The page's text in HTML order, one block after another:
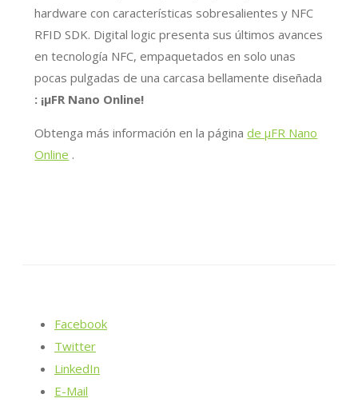
hardware con características sobresalientes y NFC
RFID SDK. Digital logic presenta sus últimos avances
en tecnología NFC, empaquetados en solo unas
pocas pulgadas de una carcasa bellamente diseñada
: ¡μFR Nano Online!
Obtenga más información en la páginade μFR Nano
Online .
Facebook
Twitter
LinkedIn
E-Mail